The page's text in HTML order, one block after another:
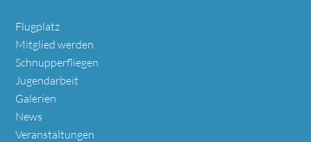
Navigation
überspringen
Flugplatz
Mitglied werden
Schnupperfliegen
Jugendarbeit
Galerien
News
Veranstaltungen